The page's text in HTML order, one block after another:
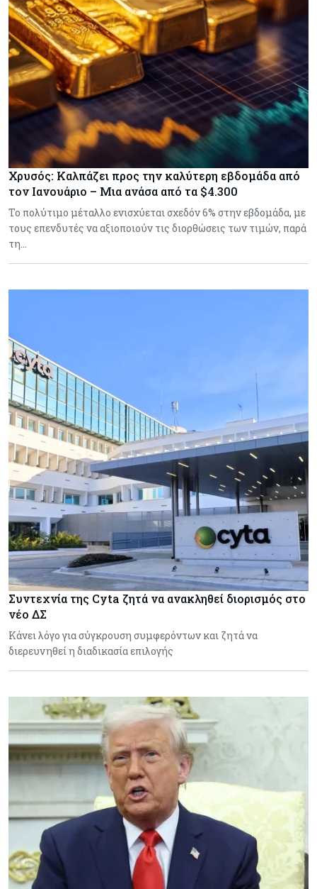
Χρυσός: Καλπάζει προς την καλύτερη εβδομάδα από
τον Ιανουάριο – Μια ανάσα από τα $4.300
Το πολύτιμο μέταλλο ενισχύεται σχεδόν 6% στην εβδομάδα, με
τους επενδυτές να αξιοποιούν τις διορθώσεις των τιμών, παρά
τη…
Συντεχνία της Cyta ζητά να ανακληθεί διορισμός στο
νέο ΔΣ
Κάνει λόγο για σύγκρουση συμφερόντων και ζητά να
διερευνηθεί η διαδικασία επιλογής